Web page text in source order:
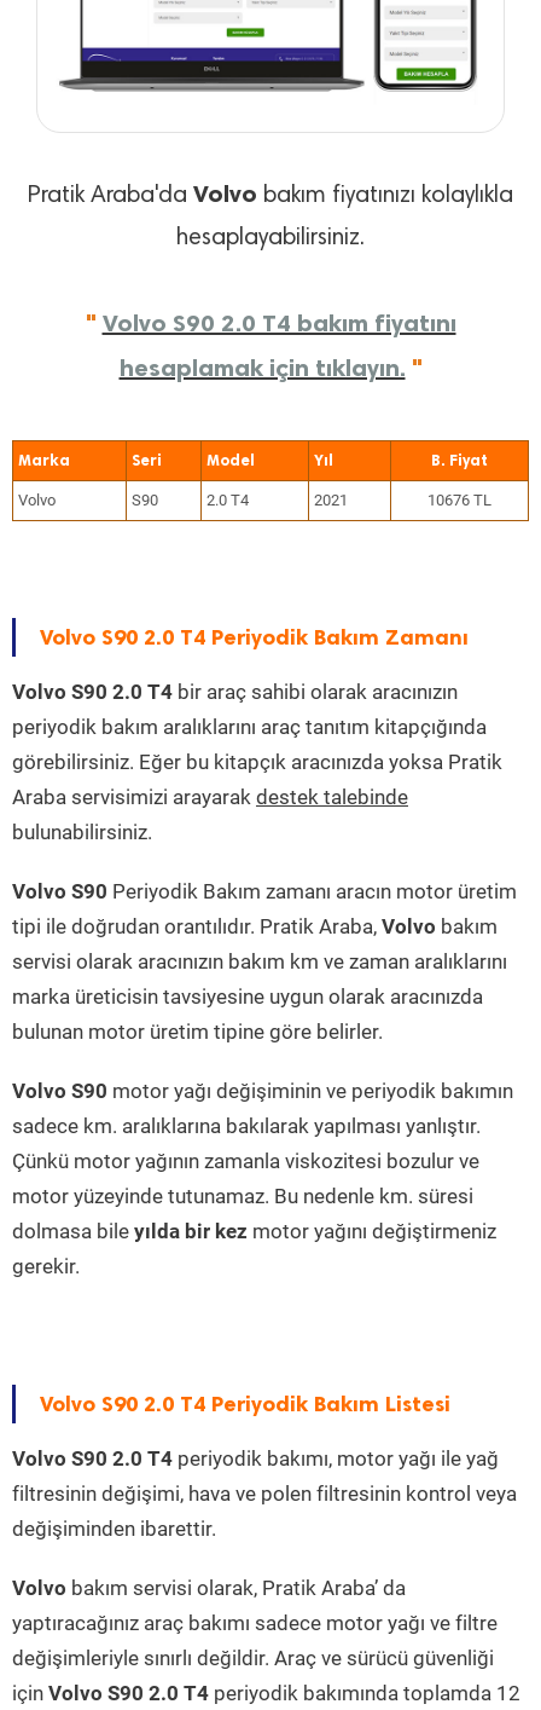
Pratik Araba'da Volvo bakım fiyatınızı kolaylıkla
hesaplayabilirsiniz.
" Volvo S90 2.0 T4 bakım fiyatını
hesaplamak için tıklayın. "
Marka Seri Model Yıl
Volvo S90 2.0 T4 2021 10676 TL
Volvo S90 2.0 T4 Periyodik Bakım Zamanı
Volvo S90 2.0 T4 bir araç sahibi olarak aracınızın
periyodik bakım aralıklarını araç tanıtım kitapçığında
görebilirsiniz. Eğer bu kitapçık aracınızda yoksa Pratik
Araba servisimizi arayarak destek talebinde
bulunabilirsiniz.
Volvo S90 Periyodik Bakım zamanı aracın motor üretim
tipi ile doğrudan orantılıdır. Pratik Araba, Volvo bakım
servisi olarak aracınızın bakım km ve zaman aralıklarını
marka üreticisin tavsiyesine uygun olarak aracınızda
bulunan motor üretim tipine göre belirler.
Volvo S90 motor yağı değişiminin ve periyodik bakımın
sadece km. aralıklarına bakılarak yapılması yanlıştır.
Çünkü motor yağının zamanla viskozitesi bozulur ve
motor yüzeyinde tutunamaz. Bu nedenle km. süresi
dolmasa bile yılda bir kez motor yağını değiştirmeniz
gerekir.
Volvo S90 2.0 T4 Periyodik Bakım Listesi
Volvo S90 2.0 T4 periyodik bakımı, motor yağı ile yağ
filtresinin değişimi, hava ve polen filtresinin kontrol veya
değişiminden ibarettir.
Volvo bakım servisi olarak, Pratik Araba’ da
yaptıracağınız araç bakımı sadece motor yağı ve filtre
değişimleriyle sınırlı değildir. Araç ve sürücü güvenliği
için Volvo S90 2.0 T4 periyodik bakımında toplamda 12